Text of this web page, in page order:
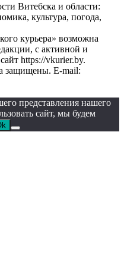
Витебска и области:
культура, погода,
курьера» возможна
с активной и
https://vkurier.by.
защищены. E-mail:
представления нашего
сайт, мы будем